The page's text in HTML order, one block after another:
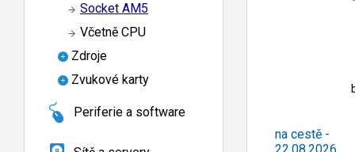
Socket AM5
Včetně CPU
Zdroje
Zvukové karty
Periferie a software
na cestě -